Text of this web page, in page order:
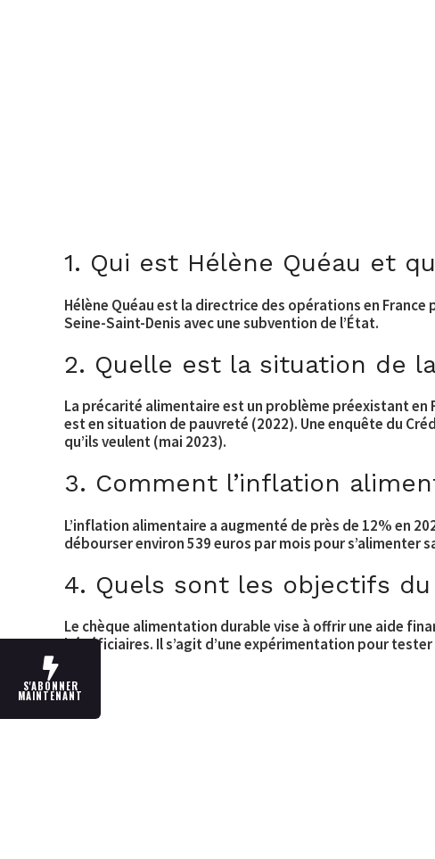
S'ABONNER
MAINTENANT
1. Qui est Hélène Quéau et
Hélène Quéau est la directrice des opérations en
Seine-Saint-Denis avec une subvention de l’État.
2. Quelle est la situation de
La précarité alimentaire est un problème préexistant en
est en situation de pauvreté (2022). Une enquête du
qu’ils veulent (mai 2023).
3. Comment l’inflation
L’inflation alimentaire a augmenté de près de 12% en
débourser environ 539 euros par mois pour s’alimenter
4. Quels sont les objectifs
Le chèque alimentation durable vise à offrir une aide
bénéficiaires. Il s’agit d’une expérimentation pour